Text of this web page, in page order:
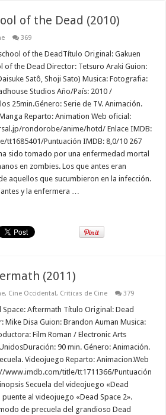
of the Dead (2010)
369
of the DeadTítulo Original: Gakuen
of the Dead Director: Tetsuro Araki Guion:
Satô, Shoji Sato) Musica: Fotografia:
Studios Año/País: 2010 /
25min.Género: Serie de TV. Animación.
Reparto: Animation Web oficial:
rondorobe/anime/hotd/ Enlace IMDB:
Puntuación IMDB: 8,0/10 267
sido tomado por una enfermedad mortal
en zombies. Los que antes eran
aquellos que sucumbieron en la infección.
y la enfermera …
(2011)
, Cine Occidental, Criticas de Cine 379
Space: Aftermath Título Original: Dead
Mike Disa Guion: Brandon Auman Musica:
Film Roman / Electronic Arts
90 min. Género: Animación.
Videojuego Reparto: Animacion.Web
www.imdb.com/title/tt1711366/Puntuación
Secuela del videojuego «Dead
al videojuego «Dead Space 2».
de precuela del grandioso Dead